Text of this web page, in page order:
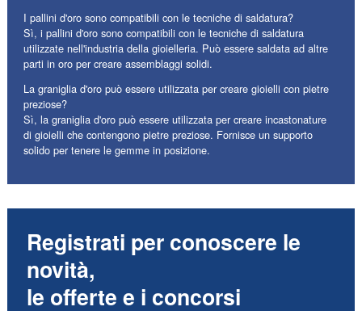
I pallini d'oro sono compatibili con le tecniche di saldatura?
Sì, i pallini d'oro sono compatibili con le tecniche di saldatura
utilizzate nell'industria della gioielleria. Può essere saldata ad altre
parti in oro per creare assemblaggi solidi.
La graniglia d'oro può essere utilizzata per creare gioielli con pietre
preziose?
Sì, la graniglia d'oro può essere utilizzata per creare incastonature
di gioielli che contengono pietre preziose. Fornisce un supporto
solido per tenere le gemme in posizione.
Registrati per conoscere le
novità,
le offerte e i concorsi